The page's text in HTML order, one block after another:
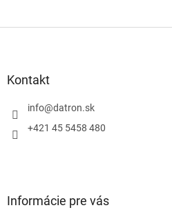
Kontakt
info@datron.sk
+421 45 5458 480
Informácie pre vás